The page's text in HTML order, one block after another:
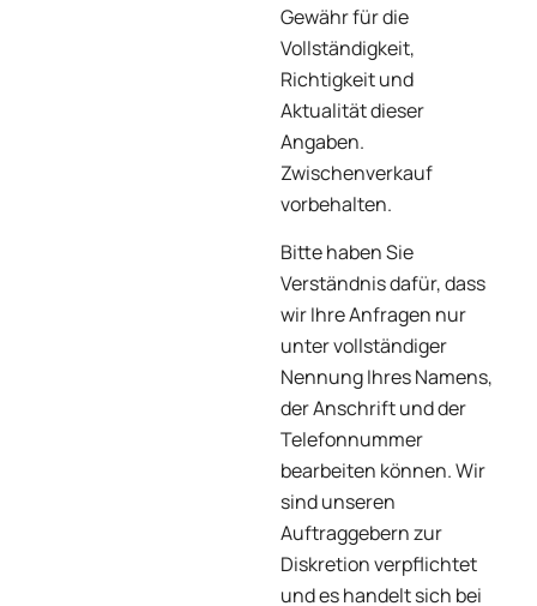
Gewähr für die
Vollständigkeit,
Richtigkeit und
Aktualität dieser
Angaben.
Zwischenverkauf
vorbehalten.
Bitte haben Sie
Verständnis dafür, dass
wir Ihre Anfragen nur
unter vollständiger
Nennung Ihres Namens,
der Anschrift und der
Telefonnummer
bearbeiten können. Wir
sind unseren
Auftraggebern zur
Diskretion verpflichtet
und es handelt sich bei